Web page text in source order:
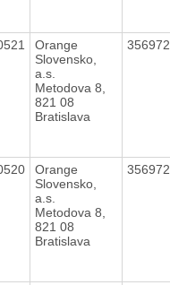
Orange
Slovensko,
a.s.
Metodova 8,
821 08
Bratislava
Orange
Slovensko,
a.s.
Metodova 8,
821 08
Bratislava